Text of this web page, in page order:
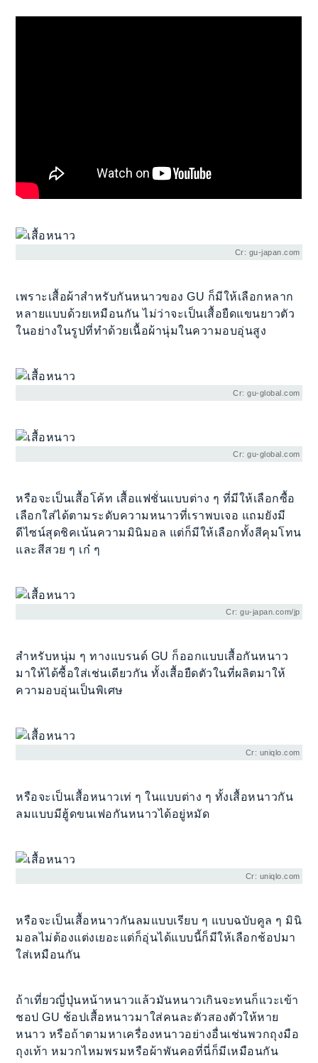
Cr: gu-japan.com
เพราะเสื้อผ้าสำหรับกันหนาวของ GU ก็มีให้เลือกหลาก
หลายแบบด้วยเหมือนกัน ไม่ว่าจะเป็นเสื้อยืดแขนยาวตัว
ในอย่างในรูปที่ทำด้วยเนื้อผ้านุ่มในความอบอุ่นสูง
Cr: gu-global.com
Cr: gu-global.com
หรือจะเป็นเสื้อโค้ท เสื้อแฟชั่นแบบต่าง ๆ ที่มีให้เลือกซื้อ
เลือกใส่ได้ตามระดับความหนาวที่เราพบเจอ แถมยังมี
ดีไซน์สุดชิคเน้นความมินิมอล แต่ก็มีให้เลือกทั้งสีคุมโทน
และสีสวย ๆ เก๋ ๆ
Cr: gu-japan.com/jp
สำหรับหนุ่ม ๆ ทางแบรนด์ GU ก็ออกแบบเสื้อกันหนาว
มาให้ได้ซื้อใส่เช่นเดียวกัน ทั้งเสื้อยืดตัวในที่ผลิตมาให้
ความอบอุ่นเป็นพิเศษ
Cr: uniqlo.com
หรือจะเป็นเสื้อหนาวเท่ ๆ ในแบบต่าง ๆ ทั้งเสื้อหนาวกัน
ลมแบบมีฮู้ดขนเฟอกันหนาวได้อยู่หมัด
Cr: uniqlo.com
หรือจะเป็นเสื้อหนาวกันลมแบบเรียบ ๆ แบบฉบับคูล ๆ มินิ
มอลไม่ต้องแต่งเยอะแต่ก็อุ่นได้แบบนี้ก็มีให้เลือกช้อปมา
ใส่เหมือนกัน
ถ้าเที่ยวญี่ปุ่นหน้าหนาวแล้วมันหนาวเกินจะทนก็แวะเข้า
ชอป GU ช้อปเสื้อหนาวมาใส่คนละตัวสองตัวให้หาย
หนาว หรือถ้าตามหาเครื่องหนาวอย่างอื่นเช่นพวกถุงมือ
ถุงเท้า หมวกไหมพรมหรือผ้าพันคอที่นี่ก็มีเหมือนกัน